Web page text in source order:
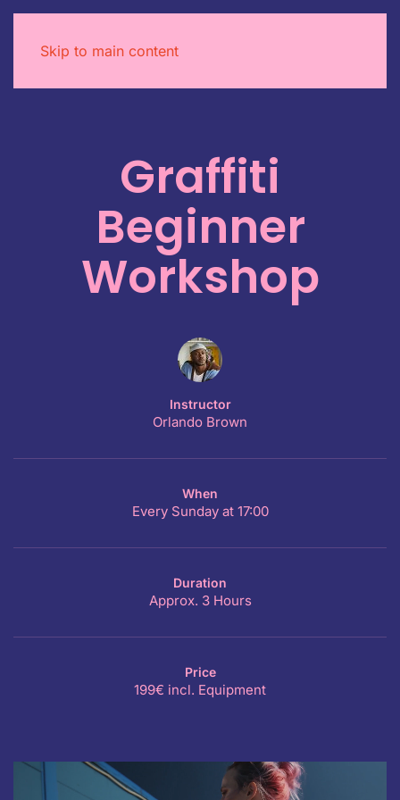
Skip to main content
Graffiti
Beginner
Workshop
Instructor
Orlando Brown
When
Every Sunday at 17:00
Duration
Approx. 3 Hours
Price
199€ incl. Equipment